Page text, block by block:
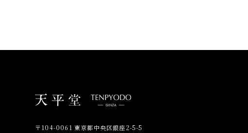
〒104-0061 東京都中央区銀座2-5-5